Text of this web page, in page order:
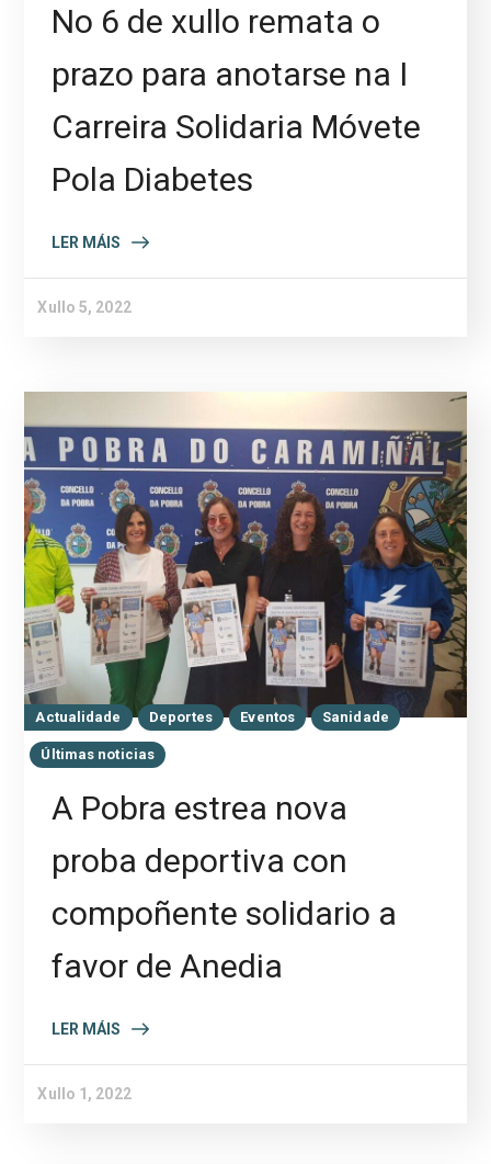
No 6 de xullo remata o
prazo para anotarse na I
Carreira Solidaria Móvete
Pola Diabetes
LER MÁIS
Xullo 5, 2022
Actualidade Deportes Eventos Sanidade
Últimas noticias
A Pobra estrea nova
proba deportiva con
compoñente solidario a
favor de Anedia
LER MÁIS
Xullo 1, 2022